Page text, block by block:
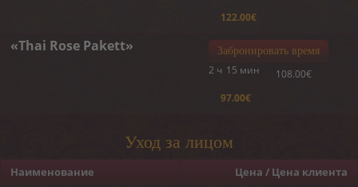
122.00€
«Thai Rose Pakett» Забронировать время
2 ч 15 мин
108.00€
97.00€
Уход за лицом
Наименование Цена / Цена клиента